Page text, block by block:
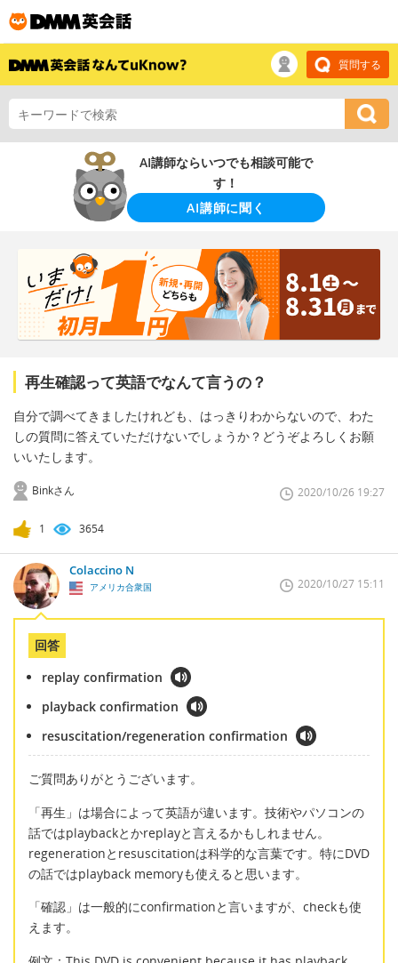
質問する
AI講師ならいつでも相談可能で
す！
AI講師に聞く
再生確認って英語でなんて言うの？
自分で調べてきましたけれども、はっきりわからないので、わた
しの質問に答えていただけないでしょうか？どうぞよろしくお願
いいたします。
Binkさん 2020/10/26 19:27
1 3654
Colaccino N
アメリカ合衆国 2020/10/27 15:11
回答
replay confirmation
playback confirmation
resuscitation/regeneration confirmation
ご質問ありがとうございます。
「再生」は場合によって英語が違います。技術やパソコンの
話ではplaybackとかreplayと言えるかもしれません。
regenerationとresuscitationは科学的な言葉です。特にDVD
の話ではplayback memoryも使えると思います。
「確認」は一般的にconfirmationと言いますが、checkも使
えます。